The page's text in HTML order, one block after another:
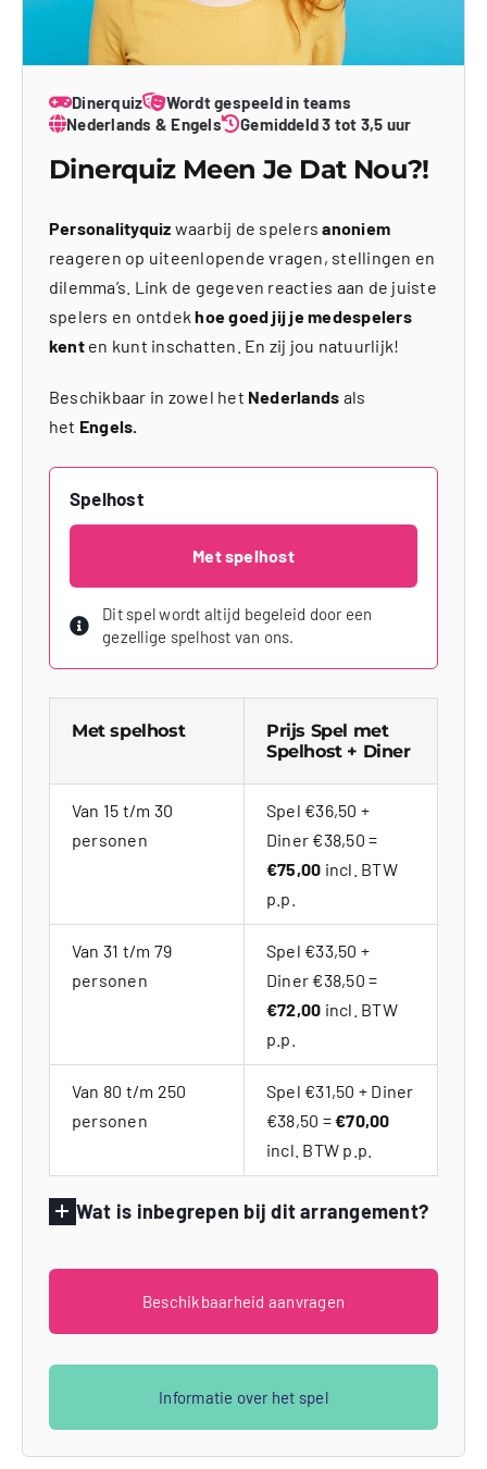
Dinerquiz
Wordt gespeeld in teams
Nederlands & Engels
Gemiddeld 3 tot 3,5 uur
Dinerquiz Meen Je Dat Nou?!
Personalityquiz waarbij de spelersanoniem
reageren op uiteenlopende vragen, stellingen en
dilemma’s. Link de gegeven reacties aan de juiste
spelers en ontdekhoe goed jij je medespelers
kenten kunt inschatten. En zij jou natuurlijk!
Beschikbaar in zowel het Nederlands als
het Engels.
Spelhost
Met spelhost
Dit spel wordt altijd begeleid door een
gezellige spelhost van ons.
Met spelhost
Prijs Spel met
Spelhost + Diner
Van 15 t/m 30
personen
Spel €36,50 +
Diner €38,50 =
€75,00 incl. BTW
p.p.
Van 31 t/m 79
personen
Spel €33,50 +
Diner €38,50 =
€72,00 incl. BTW
p.p.
Van 80 t/m 250
personen
Spel €31,50 + Diner
€38,50 =€70,00
incl. BTW p.p.
Wat is inbegrepen bij dit arrangement?
Beschikbaarheid aanvragen
Informatie over het spel